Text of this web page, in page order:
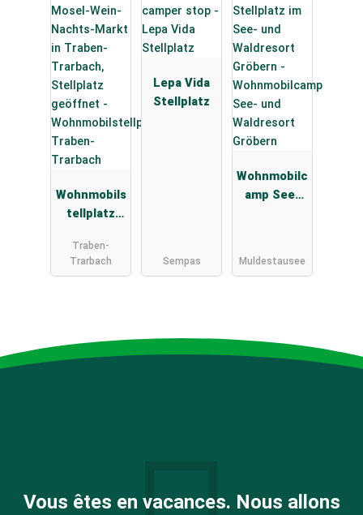
Wohnmobils
tellplatz
Trarbach
Traben-
Trarbach
Lepa Vida
Stellplatz
Sempas
Wohnmobilc
amp See-
Muldestausee
Vous êtes en vacances. Nous allons